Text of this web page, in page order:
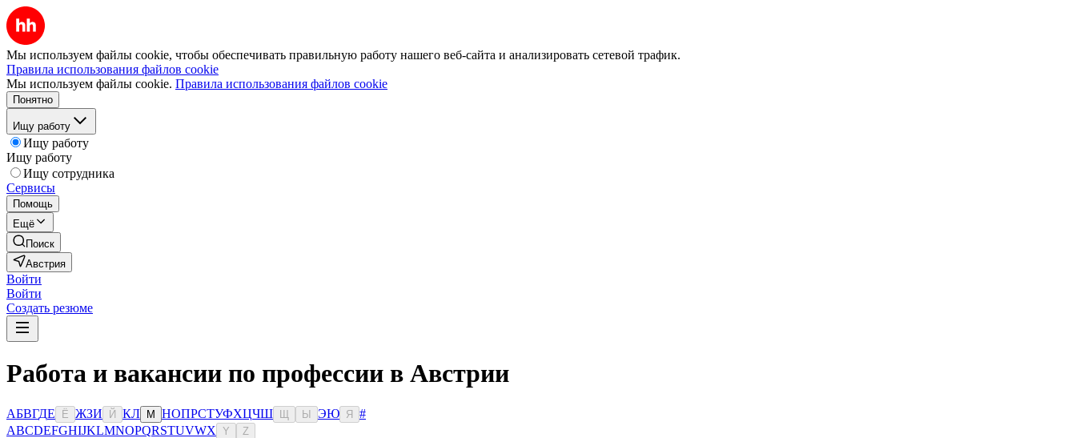
Мы используем файлы cookie, чтобы обеспечивать правильную работу нашего веб-сайта и анализировать сетевой трафик.
Правила использования файлов cookie
Мы используем файлы cookie. Правила использования файлов cookie
Понятно
Ищу работу
Ищу работу
Ищу работу
Ищу сотрудника
Сервисы
Помощь
Ещё
Поиск
Австрия
Войти
Войти
Создать резюме
Работа и вакансии по профессии в Австрии
АБВГДЕ Ё ЖЗИ Й КЛ М НОПРСТУФХЦЧШ Ы ЭЮ Я
#
ABCDEFGHIJKLMNOPQRSTUVWX Y Z